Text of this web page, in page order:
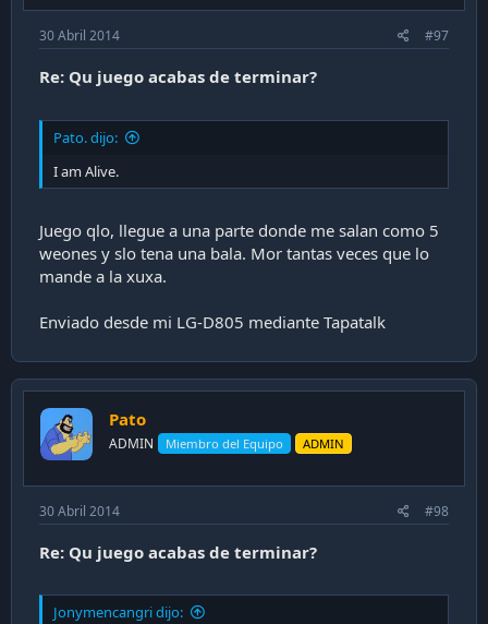
30 Abril 2014 #97
Re: Qu juego acabas de terminar?
Pato. dijo:
I am Alive.
Juego qlo, llegue a una parte donde me salan como 5
weones y slo tena una bala. Mor tantas veces que lo
mande a la xuxa.
Enviado desde mi LG-D805 mediante Tapatalk
Pato
ADMIN Miembro del Equipo ADMIN
30 Abril 2014 #98
Re: Qu juego acabas de terminar?
Jonymencangri dijo: